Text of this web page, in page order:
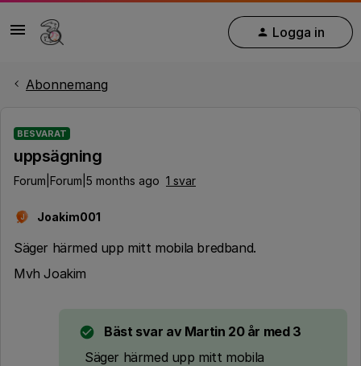
Logga in
Abonnemang
BESVARAT
uppsägning
Forum|Forum|5 months ago 1 svar
J Joakim001
Säger härmed upp mitt mobila bredband.
Mvh Joakim
Bäst svar av Martin 20 år med 3
Säger härmed upp mitt mobila